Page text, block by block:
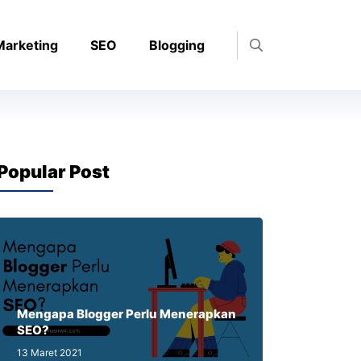
SEO Blogging
Post
Mengapa Blogger Perlu Menerapkan
SEO?
13 Maret 2021